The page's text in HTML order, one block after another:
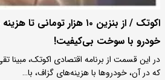
خودرو با سوخت بی‌کیفیت!
در این قسمت از برنامه اقتصادی اکوتک، مبینا
که در آن، خودروها با هزینه‌های گزاف، با…